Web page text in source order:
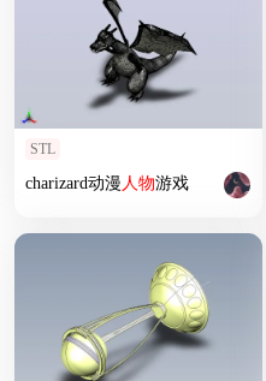
STL
charizard动漫 人物游戏